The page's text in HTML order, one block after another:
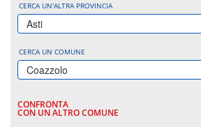
CERCA UN'ALTRA PROVINCIA
Asti
CERCA UN COMUNE
Coazzolo
CONFRONTA
CON UN ALTRO COMUNE